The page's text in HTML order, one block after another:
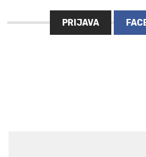
PRIJAVA